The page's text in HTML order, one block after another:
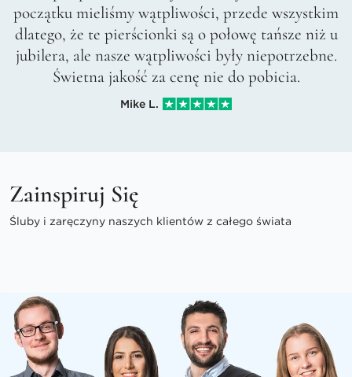
początku mieliśmy wątpliwości, przede wszystkim
dlatego, że te pierścionki są o połowę tańsze niż u
jubilera, ale nasze wątpliwości były niepotrzebne.
Świetna jakość za cenę nie do pobicia.
Mike L.
Zainspiruj Się
Śluby i zaręczyny naszych klientów z całego świata